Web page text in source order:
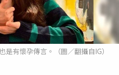
有懷孕傳言。（圖／翻攝自IG）